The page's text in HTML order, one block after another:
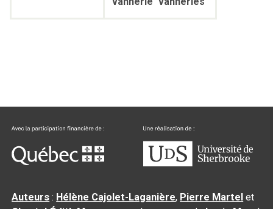
Auteurs : Hélène Cajolet-Laganière, Pierre Martel et